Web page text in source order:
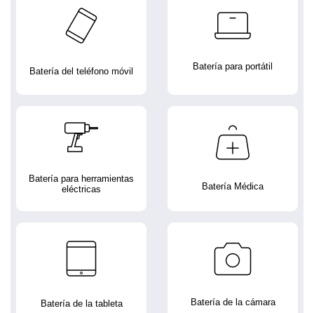
Batería del teléfono móvil Batería para portátil
Batería para herramientas
eléctricas
Batería Médica
Batería de la tableta Batería de la cámara